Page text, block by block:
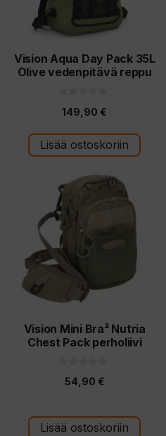
Vision Aqua Day Pack 35L
Olive vedenpitävä reppu
s
t
ä
149,90 €
Lisää ostoskoriin
Vision Mini Bra² Nutria
Chest Pack perholiivi
ä
54,90 €
Lisää ostoskoriin